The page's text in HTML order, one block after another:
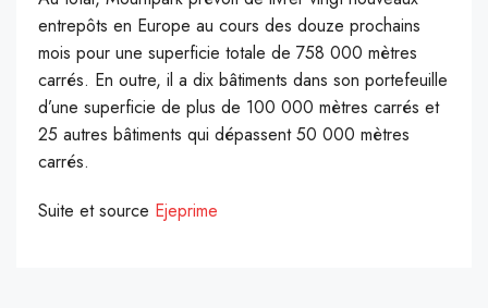
entrepôts en Europe au cours des douze prochains
mois pour une superficie totale de 758 000 mètres
carrés. En outre, il a dix bâtiments dans son portefeuille
d’une superficie de plus de 100 000 mètres carrés et
25 autres bâtiments qui dépassent 50 000 mètres
carrés.
Suite et source Ejeprime